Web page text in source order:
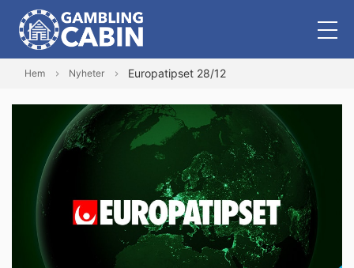
Hem Nyheter Europatipset 28/12